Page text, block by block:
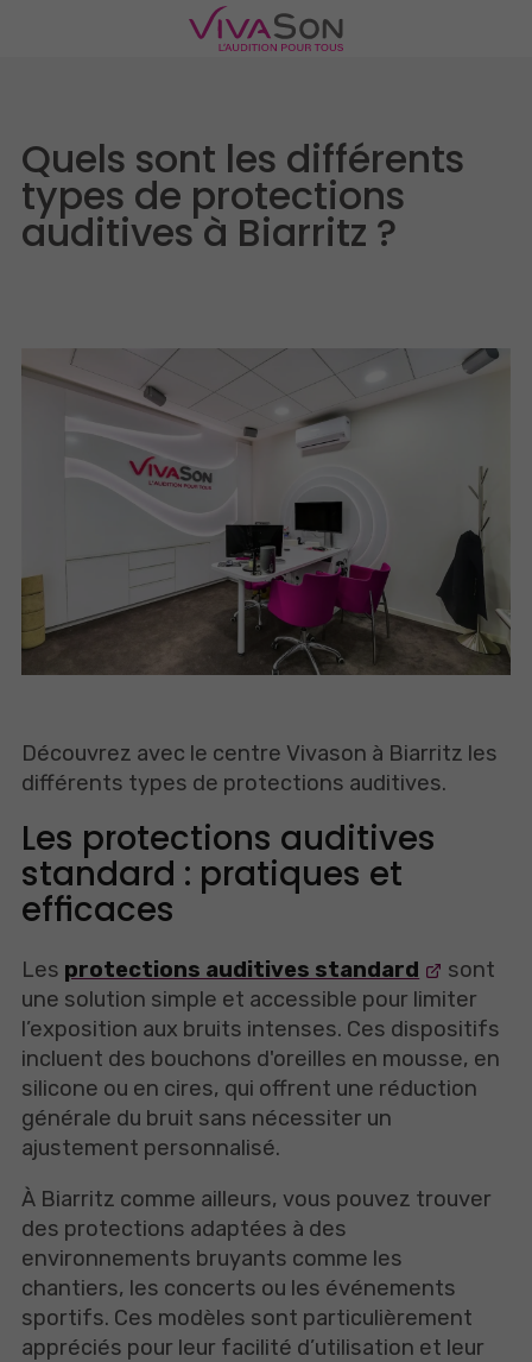
Quels sont les différents
types de protections
auditives à Biarritz ?
Découvrez avec le centre Vivason à Biarritz les
différents types de protections auditives.
Les protections auditives
standard : pratiques et
efficaces
Les protections auditives standard
sont
une solution simple et accessible pour limiter
l’exposition aux bruits intenses. Ces dispositifs
incluent des bouchons d'oreilles en mousse, en
silicone ou en cires, qui offrent une réduction
générale du bruit sans nécessiter un
ajustement personnalisé.
À Biarritz comme ailleurs, vous pouvez trouver
des protections adaptées à des
environnements bruyants comme les
chantiers, les concerts ou les événements
sportifs. Ces modèles sont particulièrement
appréciés pour leur facilité d’utilisation et leur